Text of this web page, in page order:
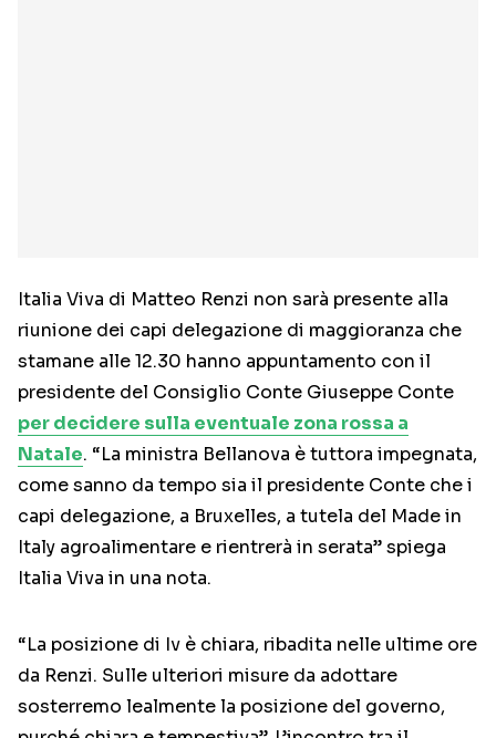
Italia Viva di Matteo Renzi non sarà presente alla
riunione dei capi delegazione di maggioranza che
stamane alle 12.30 hanno appuntamento con il
presidente del Consiglio Conte Giuseppe Conte
per decidere sulla eventuale zona rossa a
Natale. “La ministra Bellanova è tuttora impegnata,
come sanno da tempo sia il presidente Conte che i
capi delegazione, a Bruxelles, a tutela del Made in
Italy agroalimentare e rientrerà in serata” spiega
Italia Viva in una nota.
“La posizione di Iv è chiara, ribadita nelle ultime ore
da Renzi. Sulle ulteriori misure da adottare
sosterremo lealmente la posizione del governo,